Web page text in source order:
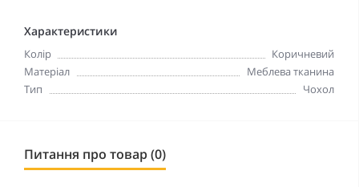
Характеристики
Колір
Коричневий
Матеріал
Меблева тканина
Тип
Чохол
Питання про товар (0)